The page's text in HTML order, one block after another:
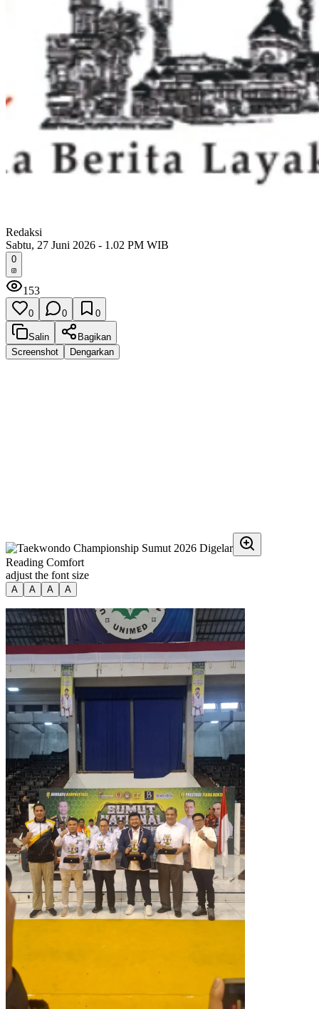
Redaksi
Sabtu, 27 Juni 2026 - 1.02 PM WIB
0
153
0 0 0
Salin
Bagikan
Screenshot
Dengarkan
Reading Comfort
adjust the font size
A A A A